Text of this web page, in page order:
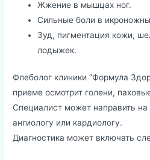
Жжение в мышцах ног.
Сильные боли в
Зуд, пигментация кожи,
лодыжек.
Флеболог клиники “Формула
приеме осмотрит голени,
Специалист может направить на
ангиологу или кардиологу.
Диагностика может включать